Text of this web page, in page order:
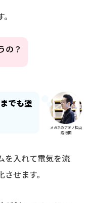
の？
メガネのアオノ松山
店池田
でも塗
を入れて電気を流
せます。